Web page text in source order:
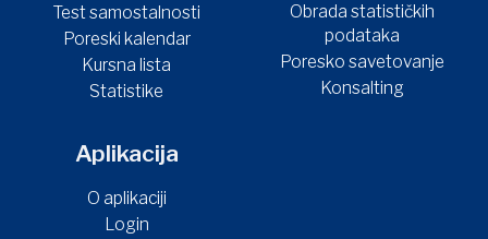
Test samostalnosti
Poreski kalendar
Kursna lista
Statistike
Obrada statističkih
podataka
Poresko savetovanje
Konsalting
Aplikacija
O aplikaciji
Login